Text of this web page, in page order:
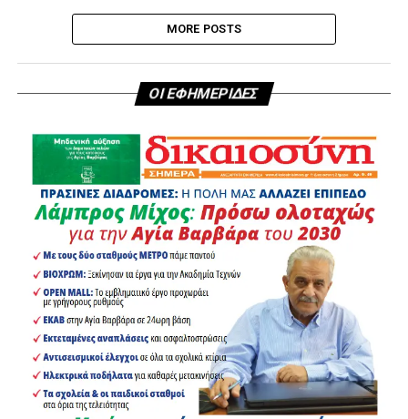
MORE POSTS
ΟΙ ΕΦΗΜΕΡΙΔΕΣ